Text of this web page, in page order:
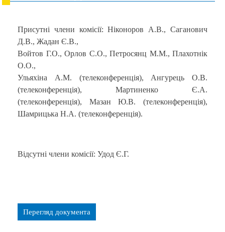
Присутні члени комісії: Ніконоров А.В., Саганович
Д.В., Жадан Є.В.,
Войтов Г.О., Орлов С.О., Петросянц М.М., Плахотнік
О.О.,
Ульяхіна А.М. (телеконференція), Ангурець О.В.
(телеконференція), Мартиненко Є.А.
(телеконференція), Мазан Ю.В. (телеконференція),
Шамрицька Н.А. (телеконференція).
Відсутні члени комісії: Удод Є.Г.
Перегляд документа